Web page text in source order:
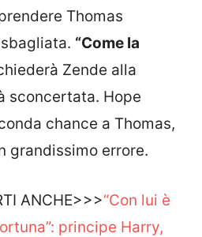
Thomas
“Come la
Zende alla
sconcertata. Hope
chance a Thomas,
grandissimo errore.
ANCHE>>>“Con lui è
principe Harry,